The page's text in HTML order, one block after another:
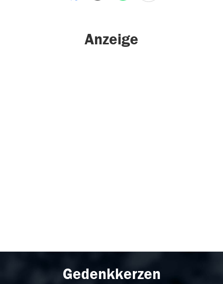
Anzeige
Gedenkkerzen